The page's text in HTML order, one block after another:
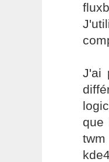
J'ai
que